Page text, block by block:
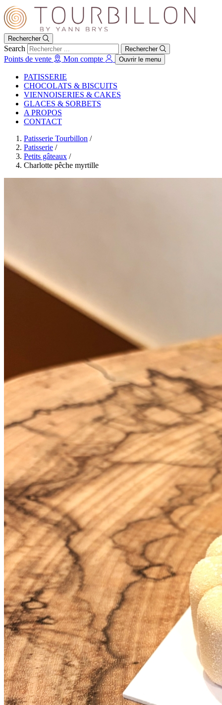
Rechercher
Search Rechercher
Points de vente Mon compte Ouvrir le menu
PATISSERIE
CHOCOLATS & BISCUITS
VIENNOISERIES & CAKES
GLACES & SORBETS
A PROPOS
CONTACT
Patisserie Tourbillon /
Patisserie /
Petits gâteaux /
Charlotte pêche myrtille